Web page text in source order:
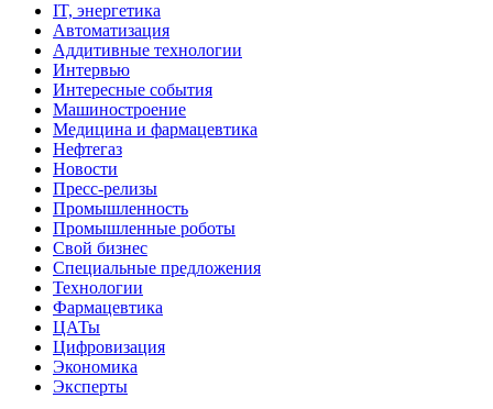
IT, энергетика
Автоматизация
Аддитивные технологии
Интервью
Интересные события
Машиностроение
Медицина и фармацевтика
Нефтегаз
Новости
Пресс-релизы
Промышленность
Промышленные роботы
Свой бизнес
Специальные предложения
Технологии
Фармацевтика
ЦАТы
Цифровизация
Экономика
Эксперты